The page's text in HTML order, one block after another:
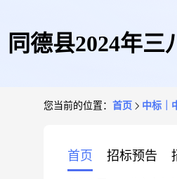
同德县2024年
您当前的位置： 首页 中标｜
首页 招标预告